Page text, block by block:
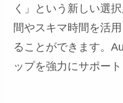
く」という新しい選
間やスキマ時間を活
ることができます。
ップを強力にサポー